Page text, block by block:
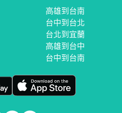
高雄到台南
台中到台北
台北到宜蘭
高雄到台中
台中到台南